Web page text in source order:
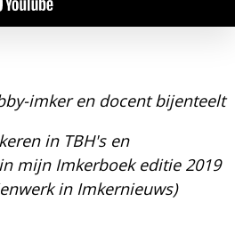
imker en docent bijenteelt
in TBH's en
mijn Imkerboek editie 2019
in Imkernieuws)